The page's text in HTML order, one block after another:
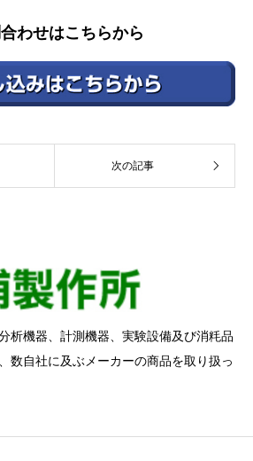
わせはこちらから
次の記事
析機器、計測機器、実験設備及び消粍品
数自社に及ぶメーカーの商品を取り扱っ